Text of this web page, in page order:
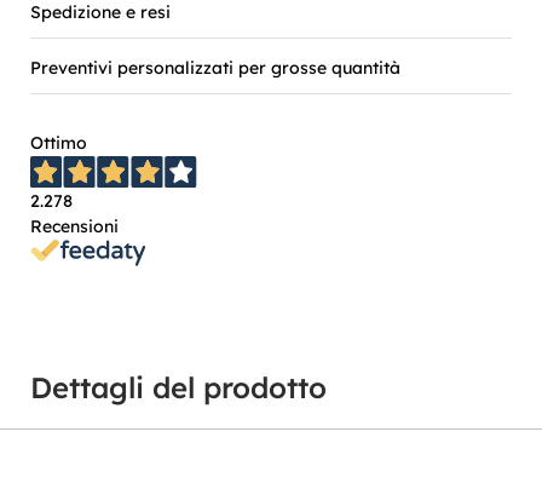
Spedizione e resi
Preventivi personalizzati per grosse quantità
Ottimo
2.278
Recensioni
Dettagli del prodotto